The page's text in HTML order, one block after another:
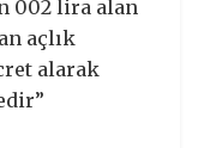
002 lira alan
açlık
alarak